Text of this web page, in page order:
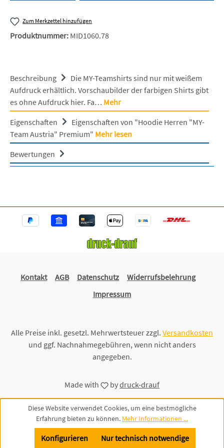
Zum Merkzettel hinzufügen
Produktnummer: MID1060.78
Beschreibung
Die MY-Teamshirts sind nur mit weißem
Aufdruck erhältlich. Vorschaubilder der farbigen Shirts gibt
es ohne Aufdruck hier. Fa… Mehr
Eigenschaften
Eigenschaften von "Hoodie Herren "MY-
Team Austria" Premium" Mehr lesen
Bewertungen
Kontakt AGB Datenschutz
Widerrufsbelehrung
Impressum
Alle Preise inkl. gesetzl. Mehrwertsteuer zzgl. Versandkosten
und ggf. Nachnahmegebühren, wenn nicht anders
angegeben.
Made with bydruck-drauf
Diese Website verwendet Cookies, um eine bestmögliche
Erfahrung bieten zu können. Mehr Informationen ...
Nur technisch notwendige
Konfigurieren